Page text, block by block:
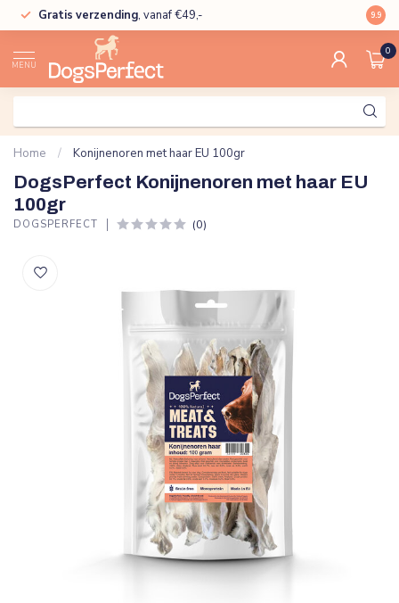
Gratis verzending, vanaf €49,- 9.9
MENU
0
Home / Konijnenoren met haar EU 100gr
DogsPerfect Konijnenoren met haar EU
100gr
DOGSPERFECT (0)